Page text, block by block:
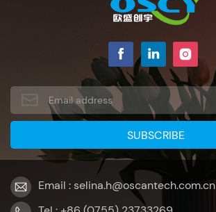
Email : selina.h@oscantech.com.cn